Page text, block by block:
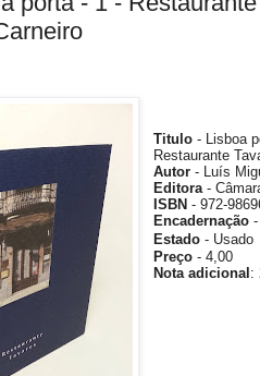
Titulo - Lisboa
Restaurante
Autor - Luís
Editora-
ISBN - 972-
Encadernação
Estado - Usado
Preço - 4
Nota adicional :